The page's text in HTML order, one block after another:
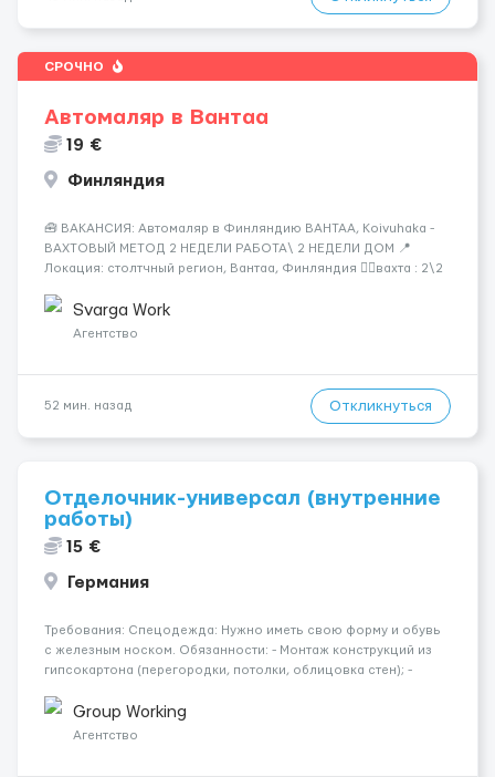
СРОЧНО
Автомаляр в Вантаа
19 €
Финляндия
🧰 ВАКАНСИЯ: Автомаляр в Финляндию ВАНТАА, Koivuhaka -
ВАХТОВЫЙ МЕТОД 2 НЕДЕЛИ РАБОТА\ 2 НЕДЕЛИ ДОМ 📍
Локация: столтчный регион, Вантаа, Финляндия 👌🏻вахта : 2\2
час брутто 🏠 Жильё: предоставляется БЕСПЛАТНО 📞
Контакт: +3725672...
Svarga Work
Агентство
52 мин. назад Откликнуться
Отделочник-универсал (внутренние
работы)
15 €
Германия
Требования: Спецодежда: Нужно иметь свою форму и обувь
с железным носком. Обязанности: - Монтаж конструкций из
гипсокартона (перегородки, потолки, облицовка стен); -
малярных работ (шпатлевка, грунтовка, покраска); -
Штукатурные работы ...
Group Working
Агентство